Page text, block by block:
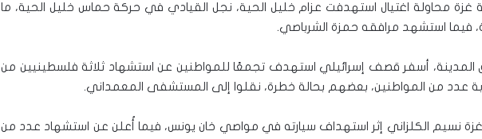
محاولة اغتيال استهدفت عزام خليل الحية، نجل القيادي في حركة حماس خليل الحية، ما
فيما استشهد مرافقه حمزة الشرباصي.
أسفر قصف إسرائيلي استهدف تجمعًا للمواطنين عن استشهاد ثلاثة فلسطينيين من
عدد من المواطنين، بعضهم بحالة خطرة، نقلوا إلى المستشفى المعمداني.
نسيم الكلزاني إثر استهداف سيارته في مواصي خان يونس، فيما أُعلن عن استشهاد عدد من